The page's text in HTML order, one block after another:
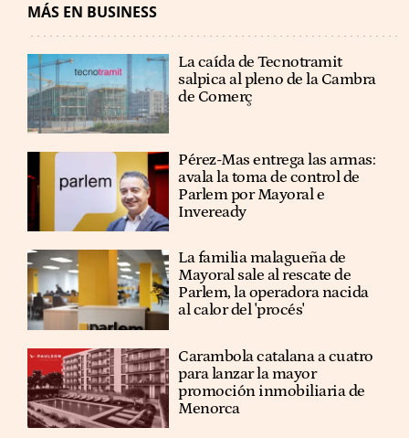
MÁS EN BUSINESS
La caída de Tecnotramit
salpica al pleno de la Cambra
de Comerç
Pérez-Mas entrega las armas:
avala la toma de control de
Parlem por Mayoral e
Inveready
La familia malagueña de
Mayoral sale al rescate de
Parlem, la operadora nacida
al calor del 'procés'
Carambola catalana a cuatro
para lanzar la mayor
promoción inmobiliaria de
Menorca